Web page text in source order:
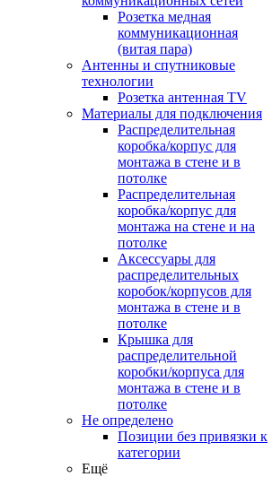
Розетка медная
коммуникационная
(витая пара)
Антенны и спутниковые
технологии
Розетка антенная TV
Материалы для подключения
Распределительная
коробка/корпус для
монтажа в стене и в
потолке
Распределительная
коробка/корпус для
монтажа на стене и на
потолке
Аксессуары для
распределительных
коробок/корпусов для
монтажа в стене и в
потолке
Крышка для
распределительной
коробки/корпуса для
монтажа в стене и в
потолке
Не определено
Позиции без привязки к
категории
Ещё